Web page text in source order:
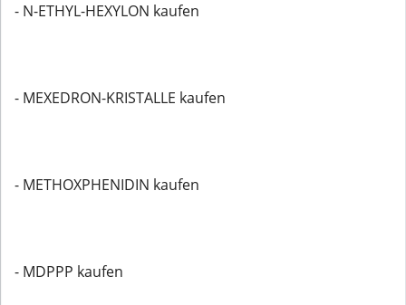
- N-ETHYL-HEXYLON kaufen
- MEXEDRON-KRISTALLE kaufen
- METHOXPHENIDIN kaufen
- MDPPP kaufen